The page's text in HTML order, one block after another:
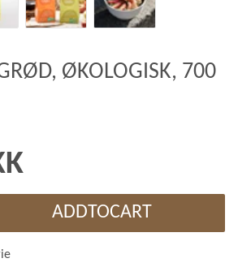
ØKOLOGISK, 700
ADDTOCART